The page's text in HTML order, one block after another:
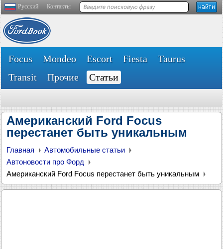
Русский Контакты
Focus Mondeo Escort Fiesta
Taurus
Transit
Прочие Статьи
Американский Ford Focus
перестанет быть уникальным
Главная
Автомобильные статьи
Автоновости про Форд
Американский Ford Focus перестанет быть уникальным